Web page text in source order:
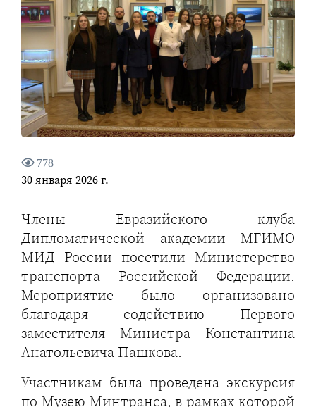
778
30 января 2026 г.
Члены Евразийского клуба
Дипломатической академии МГИМО
МИД России посетили Министерство
транспорта Российской Федерации.
Мероприятие было организовано
благодаря содействию Первого
заместителя Министра Константина
Анатольевича Пашкова.
Участникам была проведена экскурсия
по Музею Минтранса, в рамках которой